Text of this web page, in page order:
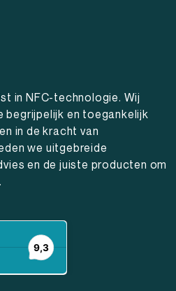
in NFC-technologie. Wij
begrijpelijk en toegankelijk
in de kracht van
we uitgebreide
en de juiste producten om